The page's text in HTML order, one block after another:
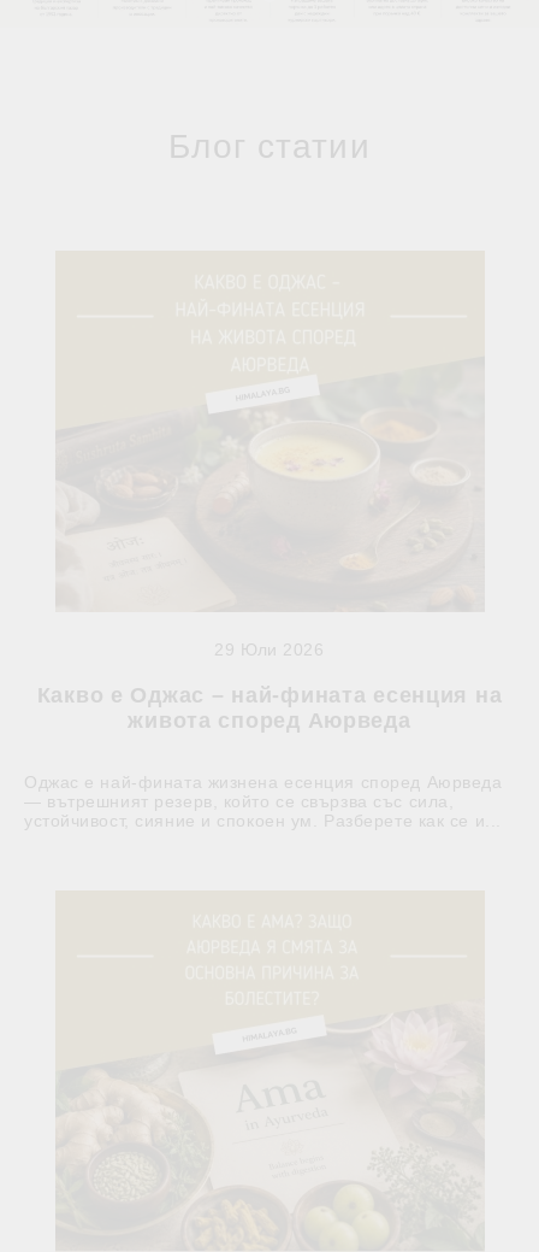
Блог статии
Какво е Оджас – най-фината есенция на
живота според Аюрведа
29 Юли 2026
Оджас е най-фината жизнена есенция според Аюрведа
— вътрешният резерв, който се свързва със сила,
устойчивост, сияние и спокоен ум. Разберете как се и...